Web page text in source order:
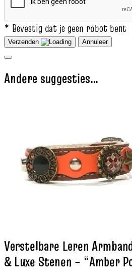
* Bevestig dat je geen robot bent
Verzenden Annuleer
Andere suggesties…
Verstelbare Leren
& Luxe Stenen – “Amber